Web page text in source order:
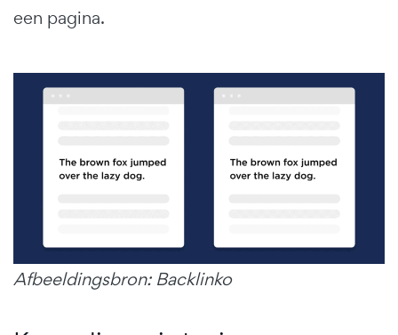
een pagina.
Afbeeldingsbron: Backlinko